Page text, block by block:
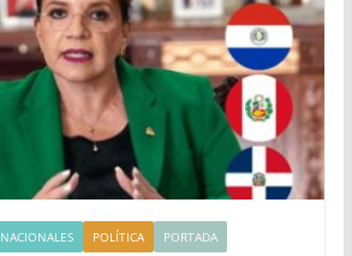
NACIONALES POLÍTICA PORTADA